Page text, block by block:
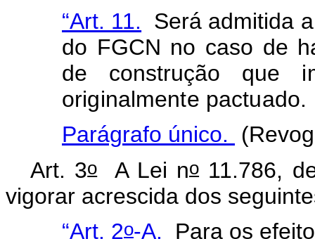
“Art. 11. Será admitida
do FGCN no caso de
de construção que
originalmente pactuado.
Parágrafo único.
Art. 3oA Lei no 11.786,
vigorar acrescida dos
“Art. 2o-A.
Para os